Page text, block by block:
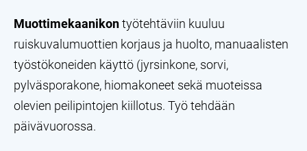
Muottimekaanikontyötehtäviin kuuluu
ruiskuvalumuottien korjaus ja huolto, manuaalisten
työstökoneiden käyttö (jyrsinkone, sorvi,
pylväsporakone, hiomakoneet sekä muoteissa
olevien peilipintojen kiillotus. Työ tehdään
päivävuorossa.